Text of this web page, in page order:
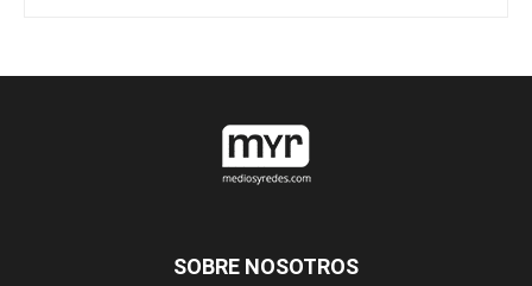
SOBRE NOSOTROS